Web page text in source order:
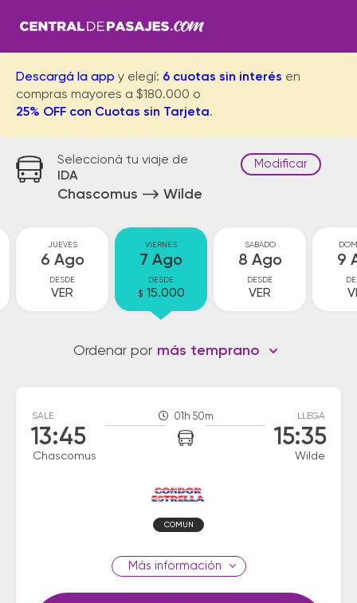
Descargá la app y elegí: 6 cuotas sin interés en
compras mayores a $180.000 o
25% OFF con Cuotas sin Tarjeta.
Seleccioná tu viaje de
IDA
Chascomus Wilde
Modificar
JUEVES
6 Ago
DESDE
VER
VIERNES
7 Ago
DESDE
$ 15.000
SABADO
8 Ago
DESDE
VER
9
Ordenar por más temprano
SALE
13:45
Chascomus
01h 50m LLEGA
15:35
Wilde
COMUN
información